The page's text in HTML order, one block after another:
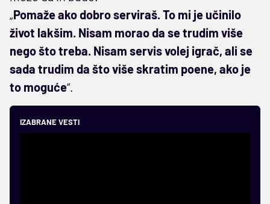
„Pomaže ako dobro serviraš. To mi je učinilo
život lakšim. Nisam morao da se trudim više
nego što treba. Nisam servis volej igrač, ali se
sada trudim da što više skratim poene, ako je
to moguće“.
IZABRANE VESTI